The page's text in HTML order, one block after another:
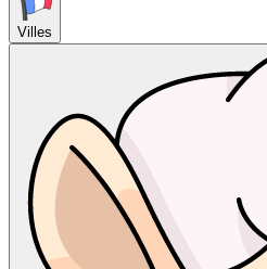
Villes